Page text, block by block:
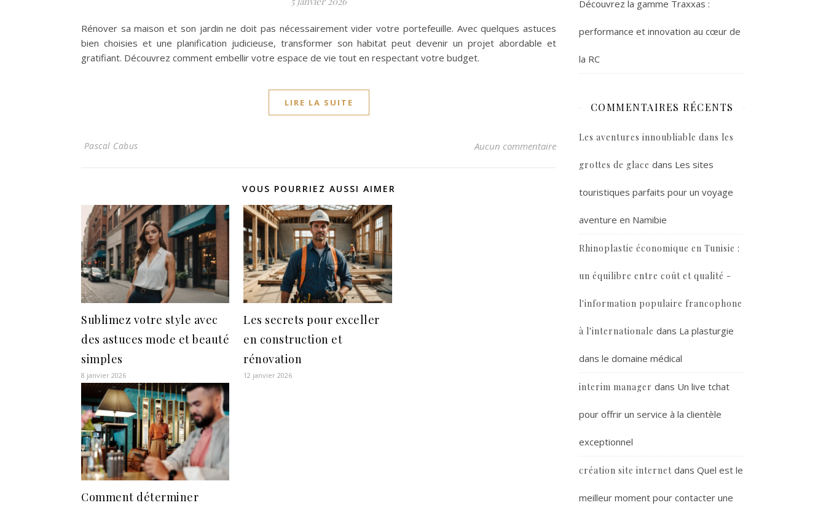
Rénover sa maison et son jardin ne doit pas nécessairement vider votre portefeuille. Avec quelques astuces
bien choisies et une planification judicieuse, transformer son habitat peut devenir un projet abordable et
gratifiant. Découvrez comment embellir votre espace de vie tout en respectant votre budget.
LIRE LA SUITE
Pascal Cabus Aucun commentaire
VOUS POURRIEZ AUSSI AIMER
Sublimez votre style avec
des astuces mode et beauté
simples
8 janvier 2026
Les secrets pour exceller
en construction et
rénovation
12 janvier 2026
Comment déterminer
Découvrez la gamme Traxxas :
performance et innovation au cœur de
la RC
COMMENTAIRES RÉCENTS
Les aventures innoubliable dans les
grottes de glace dans Les sites
touristiques parfaits pour un voyage
aventure en Namibie
Rhinoplastie économique en Tunisie :
un équilibre entre coût et qualité -
l'information populaire francophone
à l'internationale dans La plasturgie
dans le domaine médical
interim manager dans Un live tchat
pour offrir un service à la clientèle
exceptionnel
création site internet dans Quel est le
meilleur moment pour contacter une